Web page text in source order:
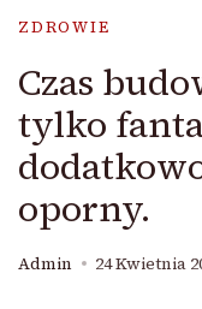
ZDROWIE
Czas
tylko
oporny.
Admin 24 Kwietnia